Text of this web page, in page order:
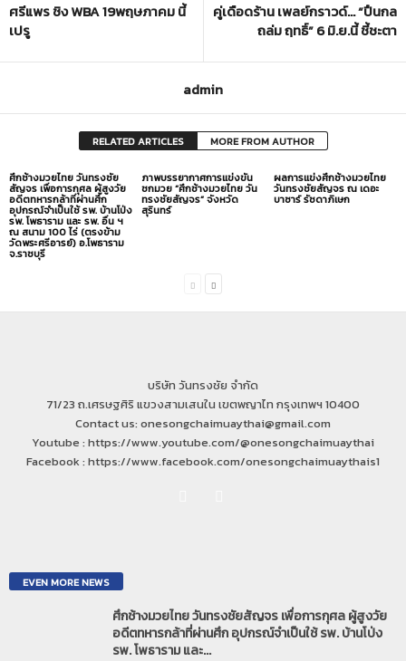
ศรีแพร ชิง WBA 19พฤษภาคม นี้
เปรู
คู่เดือดร้าน เพลย์กราวด์… “ปืนกล
ถล่ม ฤทธิ์” 6 มิ.ย.นี้ ชี้ชะตา
admin
RELATED ARTICLES MORE FROM AUTHOR
ศึกช้างมวยไทย วันทรงชัย
สัญจร เพื่อการกุศล ผู้สูงวัย
อดีตทหารกล้าที่ผ่านศึก
อุปกรณ์จำเป็นใช้ รพ. บ้านโป่ง
รพ. โพธาราม และ รพ. อื่น ฯ
ณ สนาม 100 ไร่ (ตรงข้าม
วัดพระศรีอารย์) อ.โพธาราม
จ.ราชบุรี
ภาพบรรยากาศการแข่งขัน
ชกมวย “ศึกช้างมวยไทย วัน
ทรงชัยสัญจร” จังหวัด
สุรินทร์
ผลการแข่งศึกช้างมวยไทย
วันทรงชัยสัญจร ณ เดอะ
บาซาร์ รัชดาภิเษก
บริษัท วันทรงชัย จำกัด
71/23 ถ.เศรษฐศิริ แขวงสามเสนใน เขตพญาไท กรุงเทพฯ 10400
Contact us: onesongchaimuaythai@gmail.com
Youtube : https://www.youtube.com/@onesongchaimuaythai
Facebook : https://www.facebook.com/onesongchaimuaythais1
EVEN MORE NEWS
ศึกช้างมวยไทย วันทรงชัยสัญจร เพื่อการกุศล ผู้สูงวัย
อดีตทหารกล้าที่ผ่านศึก อุปกรณ์จำเป็นใช้ รพ. บ้านโป่ง
รพ. โพธาราม และ...